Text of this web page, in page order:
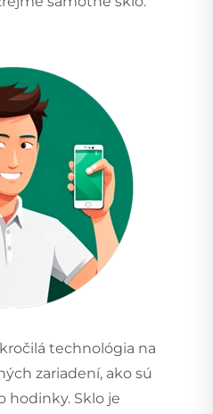
technológia na
zariadení, ako sú
hodinky. Sklo je